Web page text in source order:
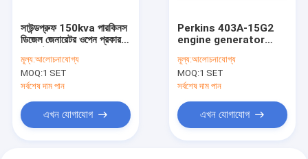
সাউন্ডপ্রুফ 150kva পারকিনস
ডিজেল জেনারেটর ওপেন প্রকার
কন্ট্রোলার
মূল্য:আলোচনাযোগ্য
MOQ:1 SET
সর্বশেষ দাম পান
এখন যোগাযোগ
Perkins 403A-15G2
engine generator
power genset
মূল্য:আলোচনাযোগ্য
MOQ:1 SET
সর্বশেষ দাম পান
এখন যোগাযোগ